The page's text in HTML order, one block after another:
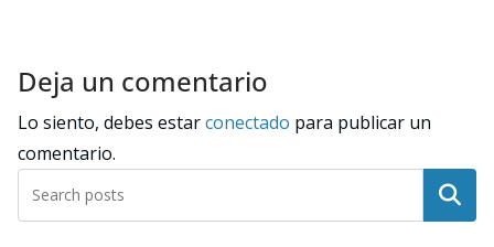
Deja un comentario
Lo siento, debes estarconectado para publicar un
comentario.
Buscar